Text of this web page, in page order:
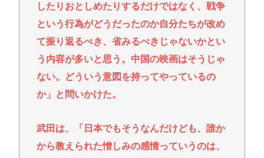
したりおとしめたりするだけではなく、戦争
という行為がどうだったのか自分たちが改め
て振り返るべき、省みるべきじゃないかとい
う内容が多いと思う。中国の映画はそうじゃ
ない。どういう意図を持ってやっているの
か」と問いかけた。
武田は、「日本でもそうなんだけども、誰か
から教えられた憎しみの感情っていうのは、